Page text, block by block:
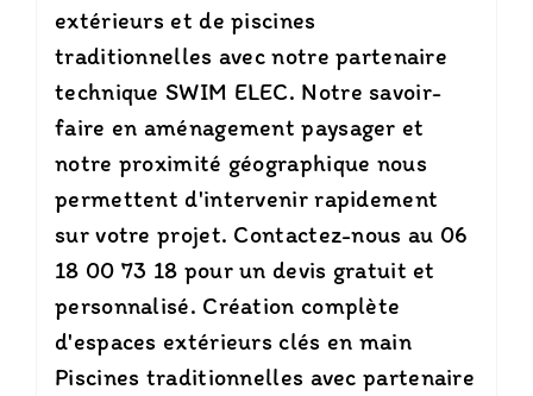
extérieurs et de piscines
traditionnelles avec notre partenaire
technique SWIM ELEC. Notre savoir-
faire en aménagement paysager et
notre proximité géographique nous
permettent d'intervenir rapidement
sur votre projet. Contactez-nous au 06
18 00 73 18 pour un devis gratuit et
personnalisé. Création complète
d'espaces extérieurs clés en main
Piscines traditionnelles avec partenaire